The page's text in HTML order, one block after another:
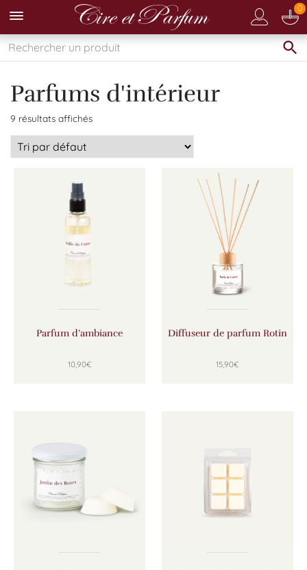
0
Parfums d'intérieur
9 résultats affichés
Parfum d’ambiance
10,90€
Diffuseur de parfum Rotin
15,90€